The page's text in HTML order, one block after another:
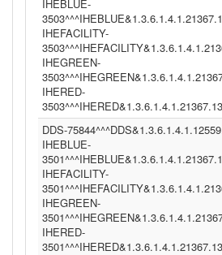
IHEBLUE-
IHEFACILITY-
IHEGREEN-
IHERED-
DDS-
IHEBLUE-
IHEFACILITY-
IHEGREEN-
IHERED-